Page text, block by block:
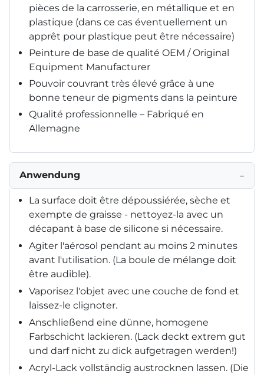
pièces de la carrosserie, en métallique et en
plastique (dans ce cas éventuellement un
apprêt pour plastique peut être nécessaire)
Peinture de base de qualité OEM / Original
Equipment Manufacturer
Pouvoir couvrant très élevé grâce à une
bonne teneur de pigments dans la peinture
Qualité professionnelle – Fabriqué en
Allemagne
Anwendung −
La surface doit être dépoussiérée, sèche et
exempte de graisse - nettoyez-la avec un
décapant à base de silicone si nécessaire.
Agiter l'aérosol pendant au moins 2 minutes
avant l'utilisation. (La boule de mélange doit
être audible).
Vaporisez l'objet avec une couche de fond et
laissez-le clignoter.
Anschließend eine dünne, homogene
Farbschicht lackieren. (Lack deckt extrem gut
und darf nicht zu dick aufgetragen werden!)
Acryl-Lack vollständig austrocknen lassen. (Die